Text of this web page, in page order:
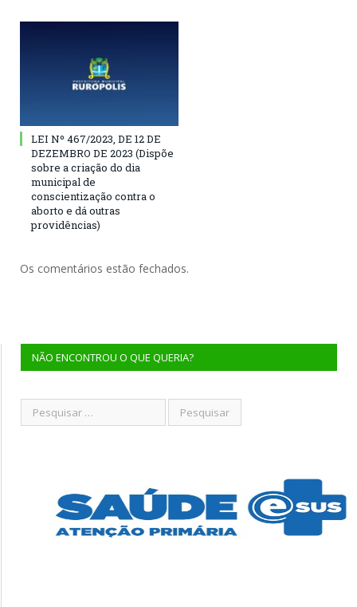
LEI Nº 467/2023, DE 12 DE
DEZEMBRO DE 2023 (Dispõe
sobre a criação do dia
municipal de
conscientização contra o
aborto e dá outras
providências)
Os comentários estão fechados.
NÃO ENCONTROU O QUE QUERIA?